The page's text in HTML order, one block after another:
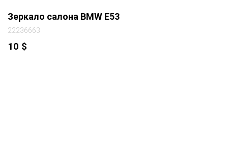
Зеркало салона BMW E53
22236663
10 $